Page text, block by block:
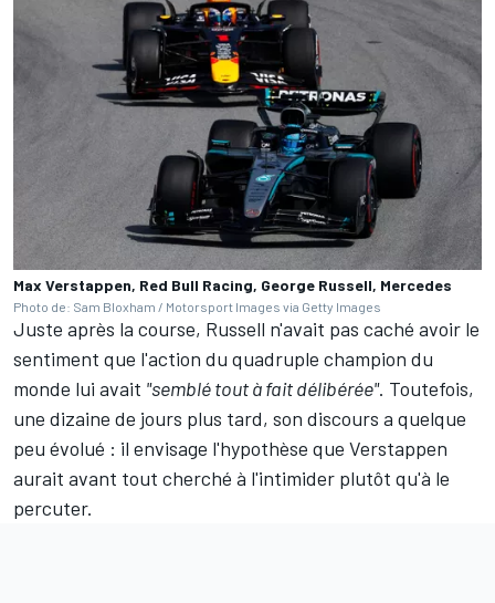
Max Verstappen, Red Bull Racing, George Russell, Mercedes
Photo de: Sam Bloxham / Motorsport Images via Getty Images
Juste après la course, Russell n'avait pas caché avoir le
sentiment que l'action du quadruple champion du
monde lui avait "semblé tout à fait délibérée". Toutefois,
une dizaine de jours plus tard, son discours a quelque
peu évolué : il envisage l'hypothèse que Verstappen
aurait avant tout cherché à l'intimider plutôt qu'à le
percuter.